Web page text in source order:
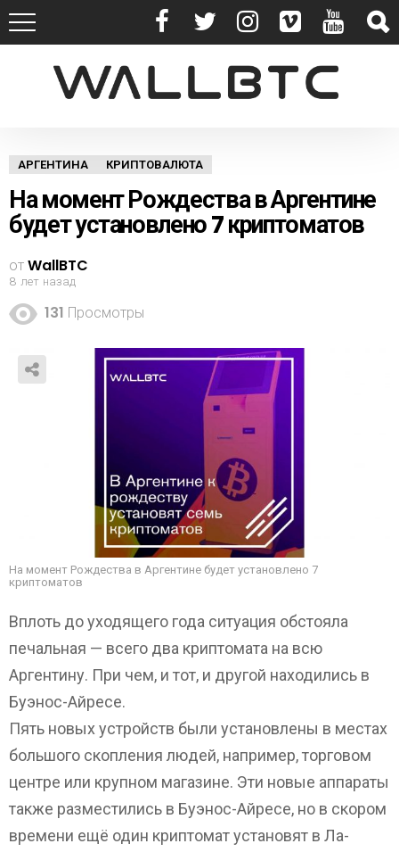
АРГЕНТИНА КРИПТОВАЛЮТА
На момент Рождества в Аргентине
будет установлено 7 криптоматов
отWallBTC
8 лет назад
131 Просмотры
На момент Рождества в Аргентине будет установлено 7
криптоматов
Вплоть до уходящего года ситуация обстояла
печальная — всего два криптомата на всю
Аргентину. При чем, и тот, и другой находились в
Буэнос-Айресе.
Пять новых устройств были установлены в местах
большого скопления людей, например, торговом
центре или крупном магазине. Эти новые аппараты
также разместились в Буэнос-Айресе, но в скором
времени ещё один криптомат установят в Ла-